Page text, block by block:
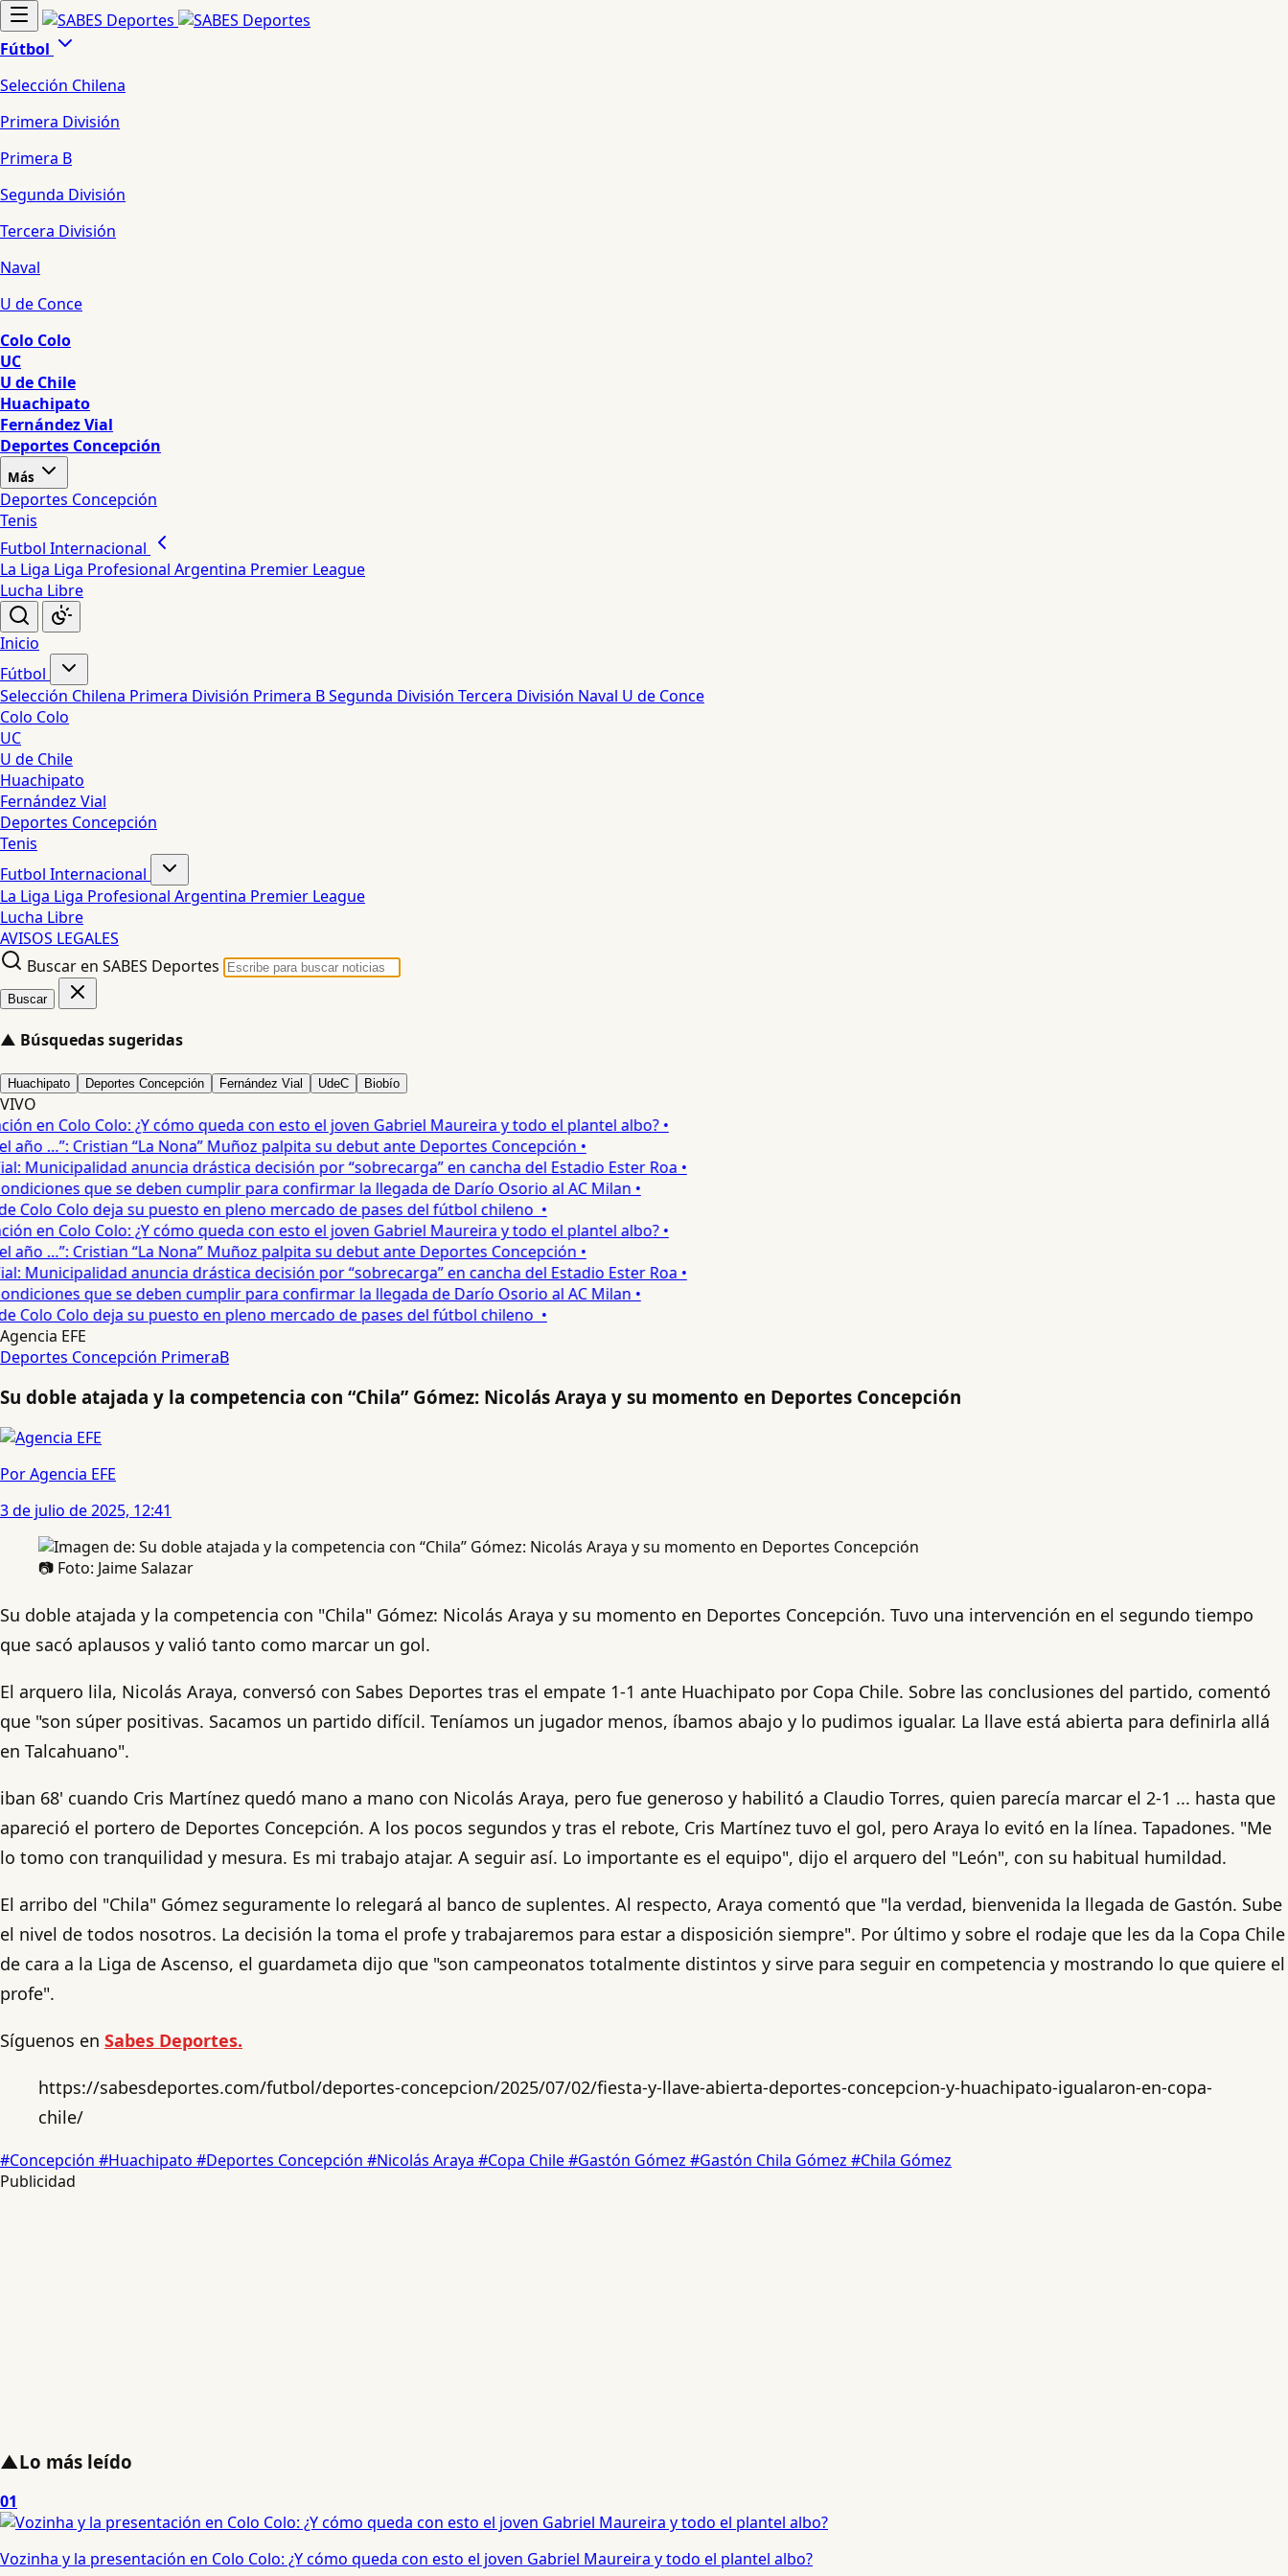
Fútbol
Selección Chilena
Primera División
Primera B
Segunda División
Tercera División
Naval
U de Conce
Colo Colo
UC
U de Chile
Huachipato
Fernández Vial
Deportes Concepción
Más
Deportes Concepción
Tenis
Futbol Internacional
La Liga Liga Profesional Argentina Premier League
Lucha Libre
Inicio
Fútbol
Selección Chilena Primera División Primera BSegunda División Tercera División Naval U de Conce
Colo Colo
UC
U de Chile
Huachipato
Fernández Vial
Deportes Concepción
Tenis
Futbol Internacional
La Liga Liga Profesional Argentina Premier League
Lucha Libre
AVISOS LEGALES
Buscar en SABES Deportes
Buscar
▲ Búsquedas sugeridas
Huachipato Deportes Concepción Fernández Vial UdeC Biobío
VIVO
en Colo Colo: ¿Y cómo queda con esto el joven Gabriel Maureira y todo el plantel albo? •
…”: Cristian “La Nona” Muñoz palpita su debut ante Deportes Concepción •
Municipalidad anuncia drástica decisión por “sobrecarga” en cancha del Estadio Ester Roa •
que se deben cumplir para confirmar la llegada de Darío Osorio al AC Milan •
Colo Colo deja su puesto en pleno mercado de pases del fútbol chileno •
en Colo Colo: ¿Y cómo queda con esto el joven Gabriel Maureira y todo el plantel albo? •
…”: Cristian “La Nona” Muñoz palpita su debut ante Deportes Concepción •
Municipalidad anuncia drástica decisión por “sobrecarga” en cancha del Estadio Ester Roa •
que se deben cumplir para confirmar la llegada de Darío Osorio al AC Milan •
Colo Colo deja su puesto en pleno mercado de pases del fútbol chileno •
Agencia EFE
Deportes Concepción PrimeraB
Su doble atajada y la competencia con “Chila” Gómez: Nicolás Araya y su momento en Deportes Concepción
Por Agencia EFE
3 de julio de 2025, 12:41
📷 Foto: Jaime Salazar
Su doble atajada y la competencia con "Chila" Gómez: Nicolás Araya y su momento en Deportes Concepción. Tuvo una intervención en el segundo tiempo
que sacó aplausos y valió tanto como marcar un gol.
El arquero lila, Nicolás Araya, conversó con Sabes Deportes tras el empate 1-1 ante Huachipato por Copa Chile. Sobre las conclusiones del partido, comentó
que "son súper positivas. Sacamos un partido difícil. Teníamos un jugador menos, íbamos abajo y lo pudimos igualar. La llave está abierta para definirla allá
en Talcahuano".
iban 68' cuando Cris Martínez quedó mano a mano con Nicolás Araya, pero fue generoso y habilitó a Claudio Torres, quien parecía marcar el 2-1 ... hasta que
apareció el portero de Deportes Concepción. A los pocos segundos y tras el rebote, Cris Martínez tuvo el gol, pero Araya lo evitó en la línea. Tapadones. "Me
lo tomo con tranquilidad y mesura. Es mi trabajo atajar. A seguir así. Lo importante es el equipo", dijo el arquero del "León", con su habitual humildad.
El arribo del "Chila" Gómez seguramente lo relegará al banco de suplentes. Al respecto, Araya comentó que "la verdad, bienvenida la llegada de Gastón. Sube
el nivel de todos nosotros. La decisión la toma el profe y trabajaremos para estar a disposición siempre". Por último y sobre el rodaje que les da la Copa Chile
de cara a la Liga de Ascenso, el guardameta dijo que "son campeonatos totalmente distintos y sirve para seguir en competencia y mostrando lo que quiere el
profe".
Síguenos en Sabes Deportes.
https://sabesdeportes.com/futbol/deportes-concepcion/2025/07/02/fiesta-y-llave-abierta-deportes-concepcion-y-huachipato-igualaron-en-copa-
chile/
#Concepción #Huachipato #Deportes Concepción #Nicolás Araya #Copa Chile#Gastón Gómez #Gastón Chila Gómez #Chila Gómez
Publicidad
▲Lo más leído
01
Vozinha y la presentación en Colo Colo: ¿Y cómo queda con esto el joven Gabriel Maureira y todo el plantel albo?